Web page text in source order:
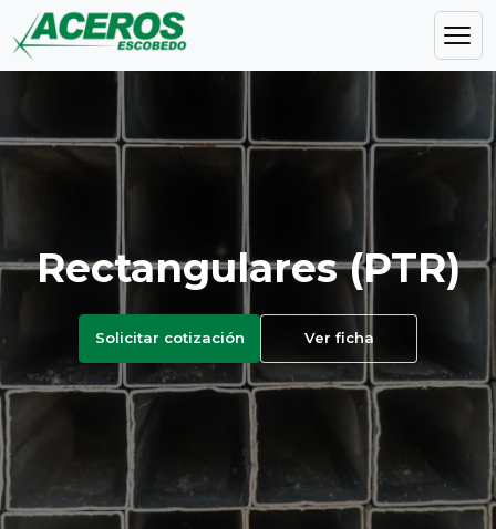
Rectangulares (PTR)
Solicitar cotización Ver ficha